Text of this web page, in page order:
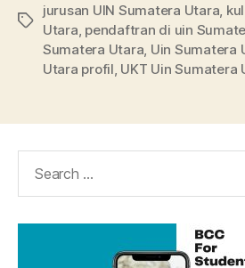
Tags
jurusan UIN Sumatera Utara
Utara pendaftran di uin
Sumatera Utara Uin Sumatera
Utara profil UKT Uin Sumatera